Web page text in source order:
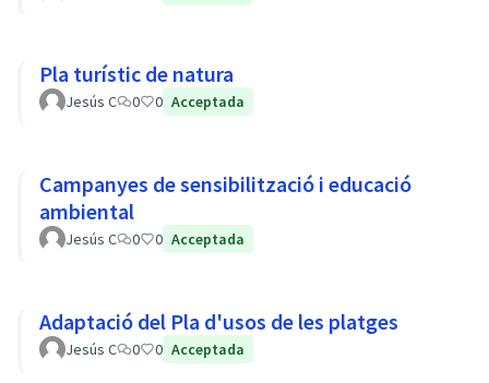
Pla turístic de natura
Jesús C 0 0 Acceptada
Campanyes de sensibilització i educació
ambiental
Jesús C 0 0 Acceptada
Adaptació del Pla d'usos de les platges
Jesús C 0 0 Acceptada